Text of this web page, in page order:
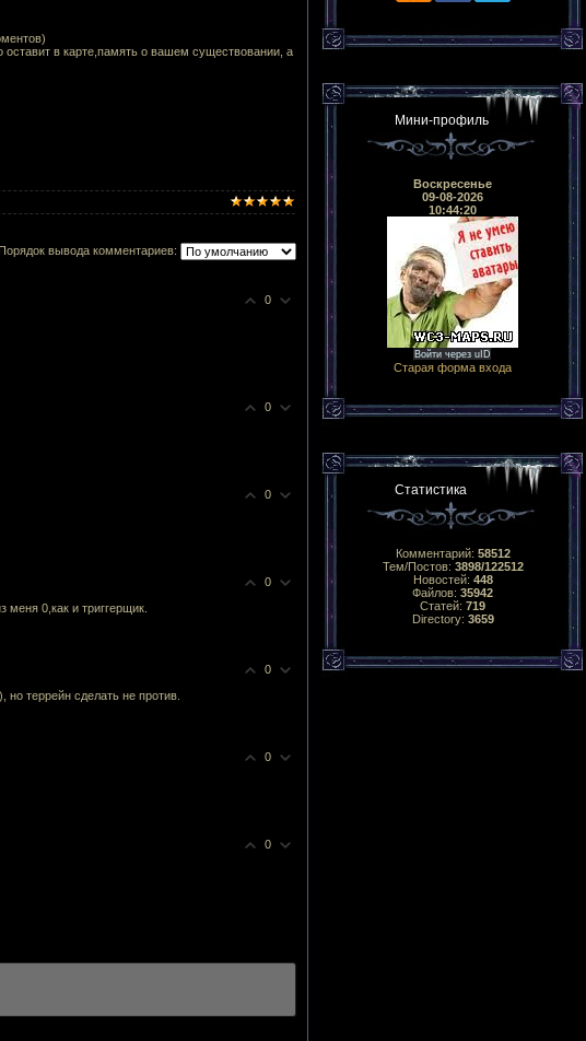
в карте,память о вашем существовании, а
Порядок вывода комментариев:
0
0
0
0
0,как и триггерщик.
0
террейн сделать не против.
0
0
Мини-профиль
Воскресенье
09-08-2026
10:44:20
Войти через uID
Старая форма входа
Статистика
Комментарий: 58512
Тем/Постов: 3898/122512
Новостей: 448
Файлов: 35942
Статей: 719
Directory: 3659